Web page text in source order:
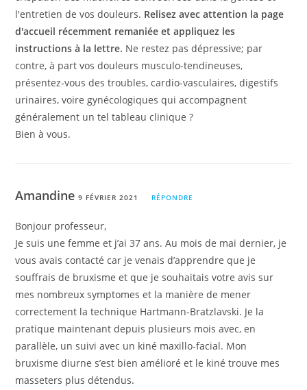
l'entretien de vos douleurs. Relisez avec attention la page
d'accueil récemment remaniée et appliquez les
instructions à la lettre. Ne restez pas dépressive; par
contre, à part vos douleurs musculo-tendineuses,
présentez-vous des troubles, cardio-vasculaires, digestifs
urinaires, voire gynécologiques qui accompagnent
généralement un tel tableau clinique ?
Bien à vous.
Amandine9 FÉVRIER 2021 RÉPONDRE
Bonjour professeur,
Je suis une femme et j’ai 37 ans. Au mois de mai dernier, je
vous avais contacté car je venais d’apprendre que je
souffrais de bruxisme et que je souhaitais votre avis sur
mes nombreux symptomes et la manière de mener
correctement la technique Hartmann-Bratzlavski. Je la
pratique maintenant depuis plusieurs mois avec, en
parallèle, un suivi avec un kiné maxillo-facial. Mon
bruxisme diurne s’est bien amélioré et le kiné trouve mes
masseters plus détendus.